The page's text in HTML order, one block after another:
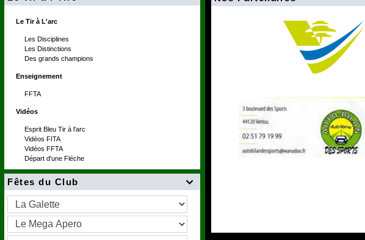
Le Tir à L'arc
Les Disciplines
Les Distinctions
Des grands champions
Enseignement
FFTA
Vidéos
Esprit Bleu Tir à l'arc
Vidéos FITA
Vidéos FFTA
Départ d'une Fléche

Fêtes du Club